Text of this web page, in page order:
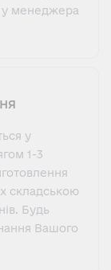
у менеджера
у
1-3
складською
Будь
Вашого